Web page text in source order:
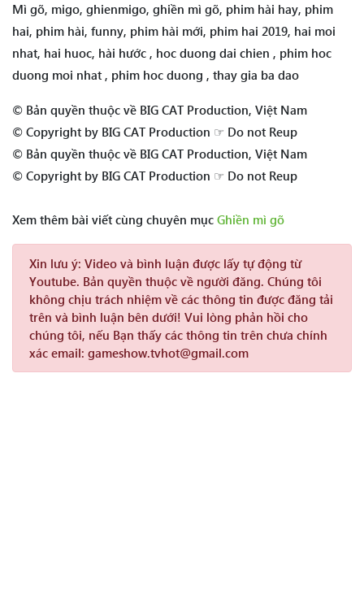
Mì gõ, migo, ghienmigo, ghiền mì gõ, phim hài hay, phim
hai, phim hài, funny, phim hài mới, phim hai 2019, hai moi
nhat, hai huoc, hài hước , hoc duong dai chien , phim hoc
duong moi nhat , phim hoc duong , thay gia ba dao
© Bản quyền thuộc về BIG CAT Production, Việt Nam
© Copyright by BIG CAT Production ☞ Do not Reup
© Bản quyền thuộc về BIG CAT Production, Việt Nam
© Copyright by BIG CAT Production ☞ Do not Reup
Xem thêm bài viết cùng chuyên mục Ghiền mì gõ
Xin lưu ý: Video và bình luận được lấy tự động từ
Youtube. Bản quyền thuộc về người đăng. Chúng tôi
không chịu trách nhiệm về các thông tin được đăng tải
trên và bình luận bên dưới! Vui lòng phản hồi cho
chúng tôi, nếu Bạn thấy các thông tin trên chưa chính
xác email: gameshow.tvhot@gmail.com